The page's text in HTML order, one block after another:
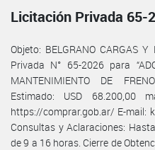
Licitación Privada 65-
Objeto: BELGRANO CARGAS
Privada N° 65-2026 para
MANTENIMIENTO DE
Estimado: USD 68.200,00
https://comprar.gob.ar/ E-mail:
Consultas y Aclaraciones:
de 9 a 16 horas. Cierre de